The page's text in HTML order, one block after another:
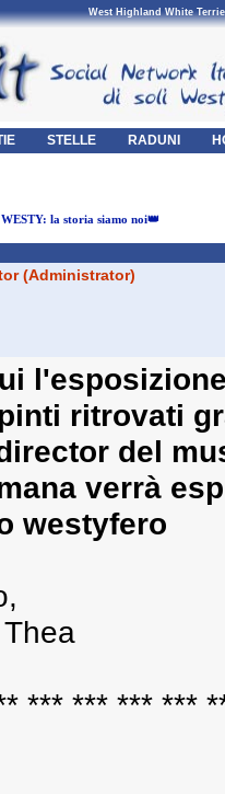
West Highland White
STELLE RADUNI
la storia siamo noi👑
(Administrator)
ritrovati
del
verrà
westyfero
*** *** *** ***